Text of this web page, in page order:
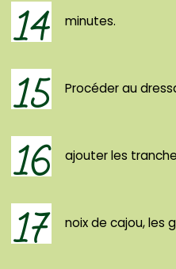
14 minutes.
15 Procéder au
16 ajouter les
17 noix de cajou, les